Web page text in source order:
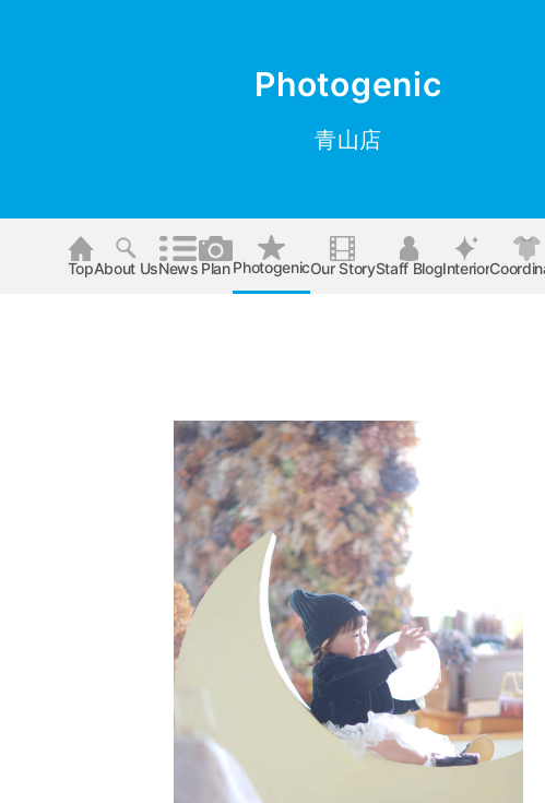
Photogenic
青山店
TopAbout UsNews PlanPhotogenicOur StoryStaff BlogInterior